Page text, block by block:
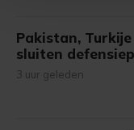
bezoek makkelijker
onze cookiepagina
gemaakte keuze
Pakistan,
sluiten
3 uur geleden